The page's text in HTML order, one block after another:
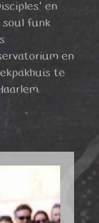
en
soul funk
en
te